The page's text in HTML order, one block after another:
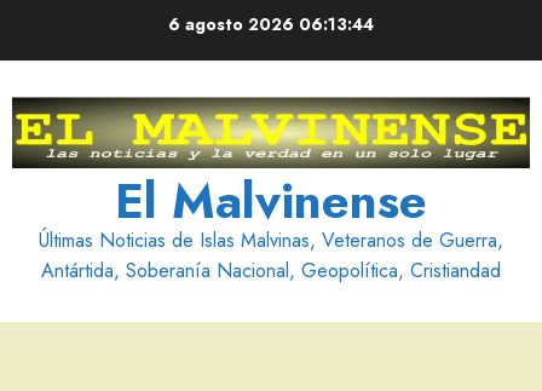
6 agosto 2026 06:13:45
El Malvinense
Últimas Noticias de Islas Malvinas, Veteranos de Guerra,
Antártida, Soberanía Nacional, Geopolítica, Cristiandad